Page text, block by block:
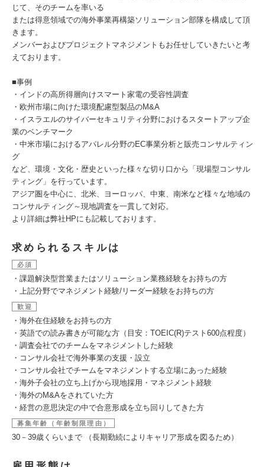
じて、そのチームを率いる
または得意領域での海外事業再構築ソリューション部隊を構成して頂
きます。
メンバーおよびプロジェクトマネジメントもお任せしていきたいと考
えております。
■事例
・インドの高所得層向けスマート家電の受容性調査
・欧州市場に向けた環境配慮型製品のM&A
・イスラエルのサイバーセキュリティ分野におけるスタートアップ企
業のベンチマーク
・中米市場におけるアパレル分野のEC事業分析と販売コンサルティン
グ
など、環境・文化・歴史といった様々な切り口から「現場型コンサル
ティング」を行っています。
アジア圏を中心に、北米、ヨーロッパ、中東、南米など様々な地域の
コンサルティング～現地調査を一貫して対応。
より詳細は弊社HPにも記載しております。
求められるスキルは
必須
・課題解決型営業またはソリューション業務経験をお持ちの方
・上記分野でマネジメント経験/リーダー経験をお持ちの方
歓迎
・海外在住経験をお持ちの方
・英語での読み書きが可能な方（目安：TOEIC(R)テスト600点程度）
・調査会社でのチームをマネジメントした経験
・コンサル会社で海外事業の支援・設立
・コンサル会社でチームをマネジメントする立場にあった経験
・海外子会社の立ち上げから現地採用・マネジメント経験
・海外のM&Aをされていた方
・経営の意思決定の中で合意形成を立ち回りしてきた方
募集年齢（年齢制限理由）
30－39歳くらいまで （長期勤続によりキャリア形成を図るため）